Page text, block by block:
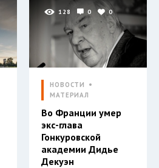
128 0 0
НОВОСТИ
МАТЕРИАЛ
Во Франции умер
экс-глава
Гонкуровской
академии Дидье
Декуэн